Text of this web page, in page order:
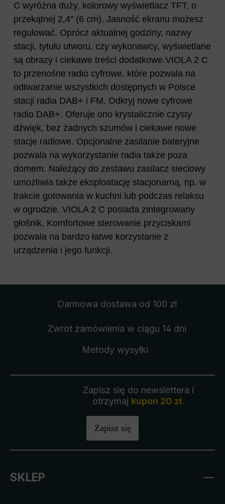
C wyróżna duży, kolorowy wyświetlacz TFT, o
przekątnej 2,4" (6 cm). Jasność ekranu możesz
regulować. Oprócz aktualnej godziny, nazwy
stacji, tytułu utworu, czy wykonawcy, wyświetlane
są obrazy i ciekawe treści dodatkowe.VIOLA 2 C
to przenośne radio cyfrowe, które pozwala na
odtwarzanie wszystkich dostępnych w Polsce
stacji radia DAB+ i FM. Odkryj nowe cyfrowe
radio DAB+. Oferuje ono krystalicznie czysty
dźwięk, bez żadnych szumów i ciekawe nowe
stacje radiowe. Opcjonalne zasilanie bateryjne
pozwala na wykorzystanie radia także poza
domem. Należący do zestawu zasilacz sieciowy
umożliwia także eksploatację stacjonarną, np. w
trakcie gotowania w kuchni lub podczas relaksu
w ogrodzie. VIOLA 2 C posiada zintegrowany
głośnik. Komfortowe sterowanie przyciskami
pozwala na bardzo łatwe korzystanie z
urządzenia i jego funkcji.
Darmowa dostawa od 100 zł
Zwrot zamówienia w ciągu 14 dni
Metody wysyłki
Zapisz się do newslettera i
otrzymaj kupon 20 zł.
Zapisz się
SKLEP